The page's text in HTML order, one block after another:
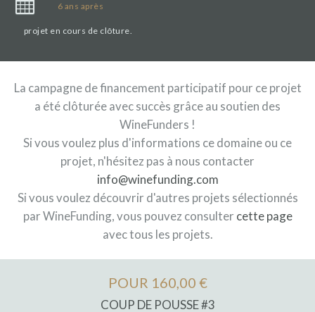
6 ans après
projet en cours de clôture.
La campagne de financement participatif pour ce projet
a été clôturée avec succès grâce au soutien des
WineFunders !
Si vous voulez plus d'informations ce domaine ou ce
projet, n'hésitez pas à nous contacter
info@winefunding.com
Si vous voulez découvrir d'autres projets sélectionnés
par WineFunding, vous pouvez consulter cette page
avec tous les projets.
POUR 160,00 €
COUP DE POUSSE #3